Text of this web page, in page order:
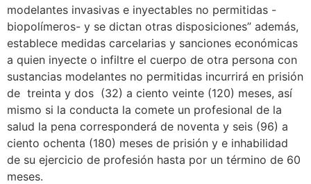
modelantes invasivas e inyectables no permitidas -
biopolímeros- y se dictan otras disposiciones” además,
establece medidas carcelarias y sanciones económicas
a quien inyecte o infiltre el cuerpo de otra persona con
sustancias modelantes no permitidas incurrirá en prisión
de treinta y dos (32) a ciento veinte (120) meses, así
mismo si la conducta la comete un profesional de la
salud la pena corresponderá de noventa y seis (96) a
ciento ochenta (180) meses de prisión y e inhabilidad
de su ejercicio de profesión hasta por un término de 60
meses.